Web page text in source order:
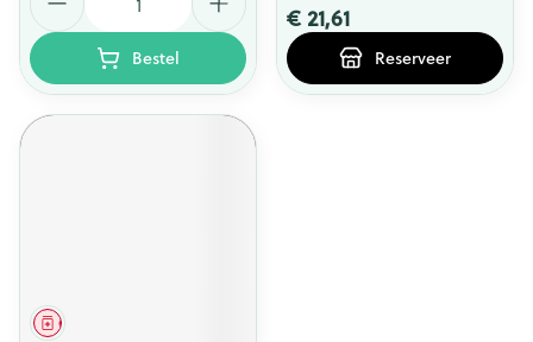
Bestel
€ 21,61
Reserveer
Geneesmiddel